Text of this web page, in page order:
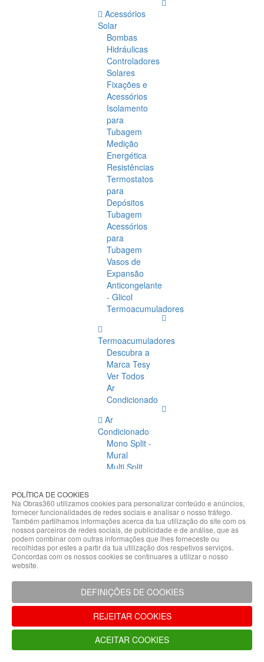
Acessórios
Solar
Bombas
Hidráulicas
Controladores
Solares
Fixações e
Acessórios
Isolamento
para
Tubagem
Medição
Energética
Resistências
Termostatos
para
Depósitos
Tubagem
Acessórios
para
Tubagem
Vasos de
Expansão
Anticongelante
- Glicol
Termoacumuladores
Termoacumuladores
Descubra a
Marca Tesy
Ver Todos
Ar
Condicionado
Ar
Condicionado
Mono Split -
Mural
Multi Split
Condicionado
Acessórios
Climatização
Acessórios
Climatização
Hidráulicas
Controladores
Fixações e
Acessórios
Isolamento
para
Tubagem
POLÍTICA DE COOKIES
Na Obras360 utilizamos cookies para personalizar conteúdo e anúncios,
fornecer funcionalidades de redes sociais e analisar o nosso tráfego.
Também partilhamos informações acerca da tua utilização do site com os
nossos parceiros de redes sociais, de publicidade e de análise, que as
podem combinar com outras informações que lhes forneceste ou
recolhidas por estes a partir da tua utilização dos respetivos serviços.
Concordas com os nossos cookies se continuares a utilizar o nosso
website.
DEFINIÇÕES DE COOKIES
REJEITAR COOKIES
ACEITAR COOKIES